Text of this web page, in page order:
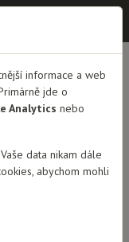
DiS
školu v Mostě,
třináct let ve
jako sociální
Výjimkou
informace a web
jde o
Analytics nebo
data nikam dále
abychom mohli